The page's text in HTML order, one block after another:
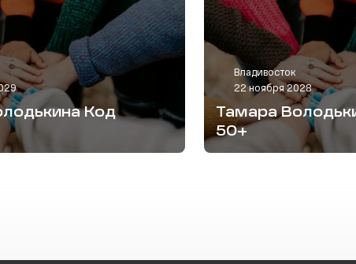
Код
Владивосток
22 ноября 2028
Тамара
50+